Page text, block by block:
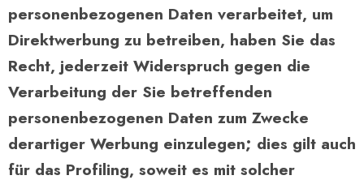
personenbezogenen Daten verarbeitet, um
Direktwerbung zu betreiben, haben Sie das
Recht, jederzeit Widerspruch gegen die
Verarbeitung der Sie betreffenden
personenbezogenen Daten zum Zwecke
derartiger Werbung einzulegen; dies gilt auch
für das Profiling, soweit es mit solcher